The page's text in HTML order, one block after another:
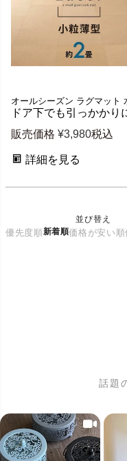
販売価格 ¥3,980税込
詳細を見る
並び替え
優先度順新着順価格が安い順
話題